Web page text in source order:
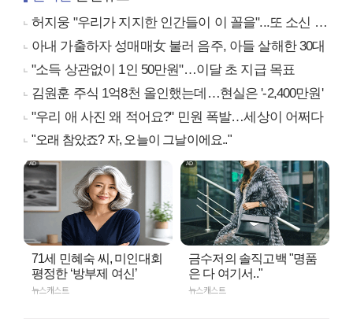
허지웅 "우리가 지지한 인간들이 이 꼴을"...또 소신 발언
아내 가출하자 성매매女 불러 음주, 아들 살해한 30대
"소득 상관없이 1인 50만원"…이달 초 지급 목표
김원훈 주식 1억8천 올인했는데…현실은 '-2,400만원'
"우리 애 사진 왜 적어요?" 민원 폭발…세상이 어쩌다
"오래 참았죠? 자, 오늘이 그날이에요.."
71세 민혜숙 씨, 미인대회
평정한 ‘방부제 여신’
뉴스캐스트
금수저의 솔직고백 "명품
은 다 여기서.."
뉴스캐스트